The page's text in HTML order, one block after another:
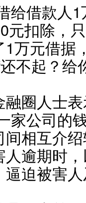
借款人1
元扣除，
万元借据
不起？
人士表
家公司的
相互介
逾期时
迫被害